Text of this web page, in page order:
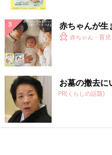
出典：Instagramアカウント「
こちらはkikimini37さん
赤ちゃんが生
赤ちゃん・育児
お墓の撤去に
PR(くらしの話題)